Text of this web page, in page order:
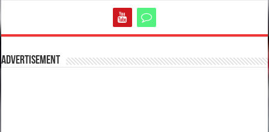
Advertisement